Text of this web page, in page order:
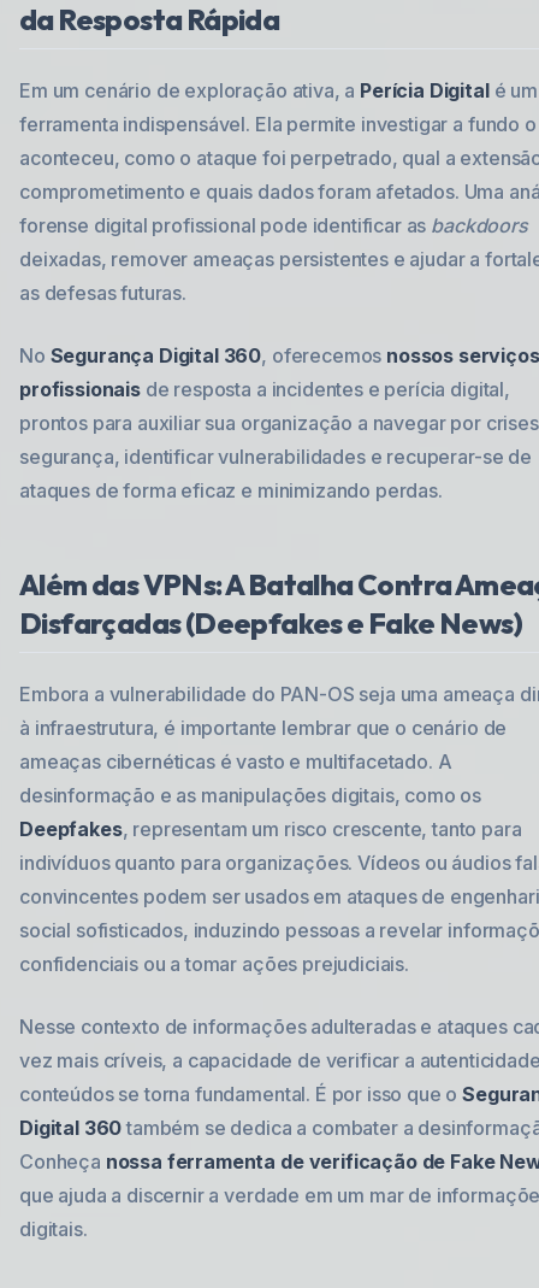
da Resposta Rápida
Em um cenário de exploração ativa, a Perícia Digitalé
ferramenta indispensável. Ela permite investigar a fundo
aconteceu, como o ataque foi perpetrado, qual a
comprometimento e quais dados foram afetados. Uma
forense digital profissional pode identificar as backdoors
deixadas, remover ameaças persistentes e ajudar a
as defesas futuras.
No Segurança Digital 360, oferecemos nossos serviços
profissionaisde resposta a incidentes e perícia digital,
prontos para auxiliar sua organização a navegar por
segurança, identificar vulnerabilidades e recuperar-se de
ataques de forma eficaz e minimizando perdas.
Além das VPNs: A Batalha Contra
Disfarçadas (Deepfakes e Fake News)
Embora a vulnerabilidade do PAN-OS seja uma ameaça
à infraestrutura, é importante lembrar que o cenário de
ameaças cibernéticas é vasto e multifacetado. A
desinformação e as manipulações digitais, como os
Deepfakes, representam um risco crescente, tanto para
indivíduos quanto para organizações. Vídeos ou áudios
convincentes podem ser usados em ataques de
social sofisticados, induzindo pessoas a revelar
confidenciais ou a tomar ações prejudiciais.
Nesse contexto de informações adulteradas e ataques
vez mais críveis, a capacidade de verificar a
conteúdos se torna fundamental. É por isso que o
Digital 360também se dedica a combater a
Conheça nossa ferramenta de verificação de Fake
que ajuda a discernir a verdade em um mar de
digitais.